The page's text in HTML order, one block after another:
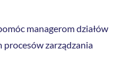
managerom działów
zarządzania